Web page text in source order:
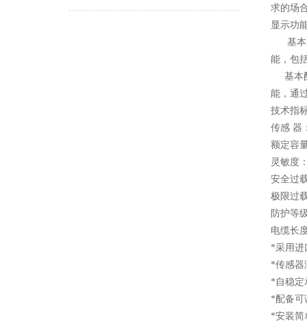
求的场
显示功
基本
能，包
基本
能，通
技术指
传感 器
额定容
灵敏度
安全过
极限过
防护等
电缆长
*采用进
*传感器
*自稳定
*配备可
*安装简